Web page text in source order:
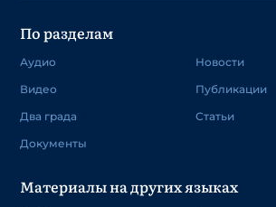
По разделам
Аудио
Видео
Два града
Документы
Новости
Публикации
Статьи
Материалы на других языках